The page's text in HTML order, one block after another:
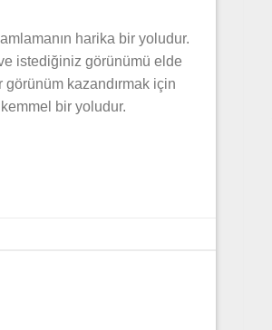
harika bir yoludur.
istediğiniz görünümü elde
görünüm kazandırmak için
bir yoludur.